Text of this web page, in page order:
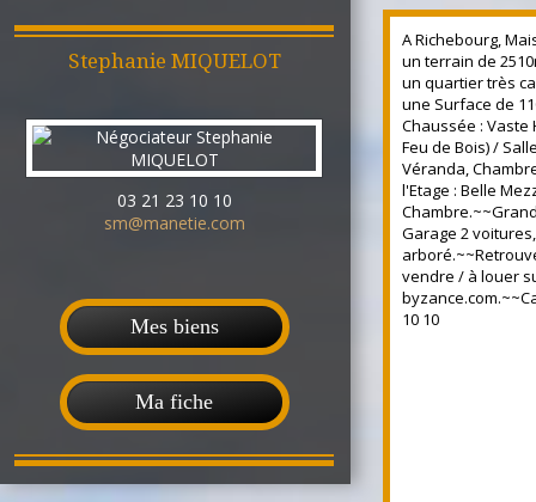
Stephanie MIQUELOT
03 21 23 10 10
sm@manetie.com
Mes biens
Ma fiche
A Richebourg,
un terrain de
un quartier très
une Surface de
Chaussée : Vaste
Feu de Bois) /
Véranda,
l'Etage : Belle
Garage 2
vendre / à louer
10 10